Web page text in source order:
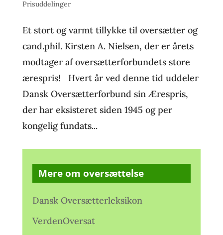
Prisuddelinger
Et stort og varmt tillykke til oversætter og
cand.phil. Kirsten A. Nielsen, der er årets
modtager af oversætterforbundets store
ærespris! Hvert år ved denne tid uddeler
Dansk Oversætterforbund sin Ærespris,
der har eksisteret siden 1945 og per
kongelig fundats...
Mere om oversættelse
Dansk Oversætterleksikon
VerdenOversat